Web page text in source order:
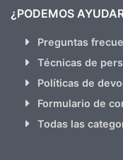
¿PODEMOS
Preguntas
Técnicas de
Políticas de
Formulario de
Todas las